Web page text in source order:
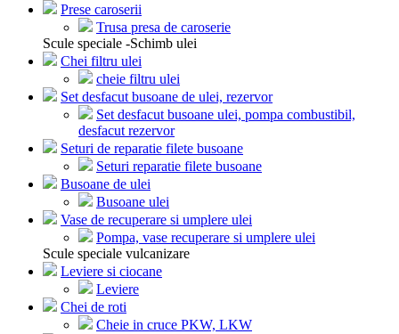
Prese caroserii
Trusa presa de caroserie
Scule speciale -Schimb ulei
Chei filtru ulei
cheie filtru ulei
Set desfacut busoane de ulei, rezervor
Set desfacut busoane ulei, pompa combustibil,
desfacut rezervor
Seturi de reparatie filete busoane
Seturi reparatie filete busoane
Busoane de ulei
Busoane ulei
Vase de recuperare si umplere ulei
Pompa, vase recuperare si umplere ulei
Scule speciale vulcanizare
Leviere si ciocane
Leviere
Chei de roti
Cheie in cruce PKW, LKW